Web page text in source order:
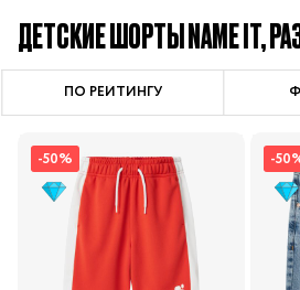
ДЕТСКИЕ ШОРТЫ NAME IT,
ПО РЕЙТИНГУ
-50% -